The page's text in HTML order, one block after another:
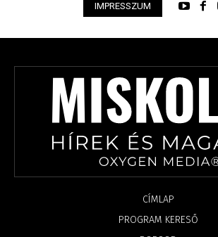
IMPRESSZUM
CÍMLAP
PROGRAM KERESŐ